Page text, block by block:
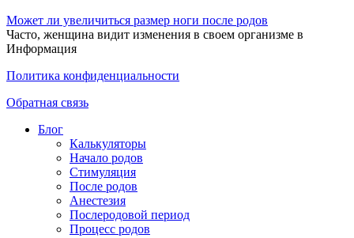
Может ли увеличиться размер ноги после родов
Часто, женщина видит изменения в своем организме в
Информация
Политика конфиденциальности
Обратная связь
Блог
Калькуляторы
Начало родов
Стимуляция
После родов
Анестезия
Послеродовой период
Процесс родов